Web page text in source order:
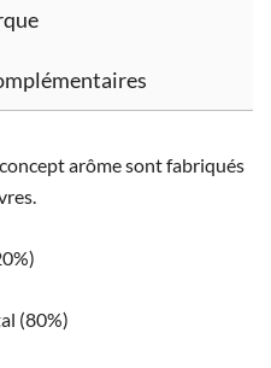
arôme sont fabriqués
(80%)